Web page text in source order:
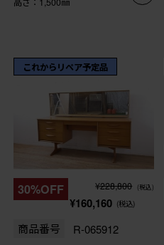
これからリペア予定品
30%OFF ¥228,800 (税込)
¥160,160 (税込)
商品番号 R-065912